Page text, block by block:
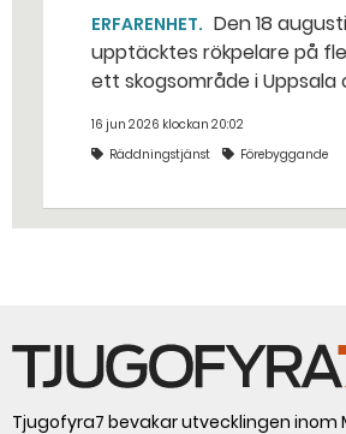
ERFARENHET
upptäcktes rökpelare på
ett skogsområde i Uppsala
16 jun 2026 klockan 20:02
Räddningstjänst
Förebyggande
Tjugofyra7 bevakar utvecklingen inom